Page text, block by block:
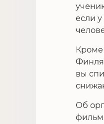
если
Кроме
вы
Об